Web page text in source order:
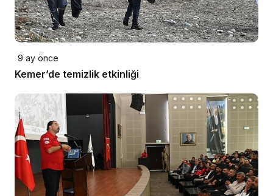
9 ay önce
Kemer’de temizlik etkinliği